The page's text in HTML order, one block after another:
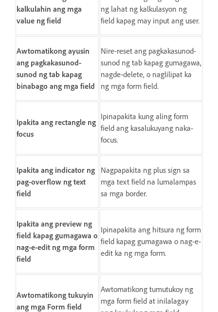
kalkulahin ang mga
value ng field
ng lahat ng kalkulasyon ng
field kapag may input ang user.
Awtomatikong ayusin
ang pagkakasunod-
sunod ng tab kapag
binabago ang mga field
Nire-reset ang pagkakasunod-
sunod ng tab kapag gumagawa,
nagde-delete, o naglilipat ka
ng mga form field.
Ipakita ang rectangle ng
focus
Ipinapakita kung aling form
field ang kasalukuyang naka-
focus.
Ipakita ang indicator ng
pag-overflow ng text
field
Nagpapakita ng plus sign sa
mga text field na lumalampas
sa mga border.
Ipakita ang preview ng
field kapag gumagawa o
nag-e-edit ng mga form
field
Ipinapakita ang hitsura ng form
field kapag gumagawa o nag-e-
edit ka ng mga form.
Awtomatikong tukuyin
ang mga Form field
Awtomatikong tumutukoy ng
mga form field at inilalagay